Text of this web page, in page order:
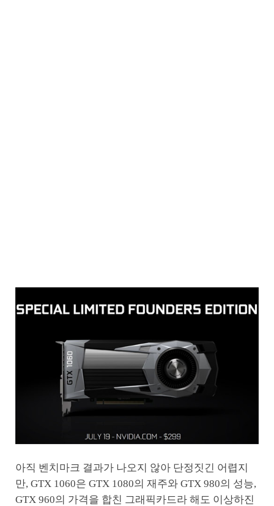
아직 벤치마크 결과가 나오지 않아 단정짓긴 어렵지
만, GTX 1060은 GTX 1080의 재주와 GTX 980의 성능,
GTX 960의 가격을 합친 그래픽카드라 해도 이상하진